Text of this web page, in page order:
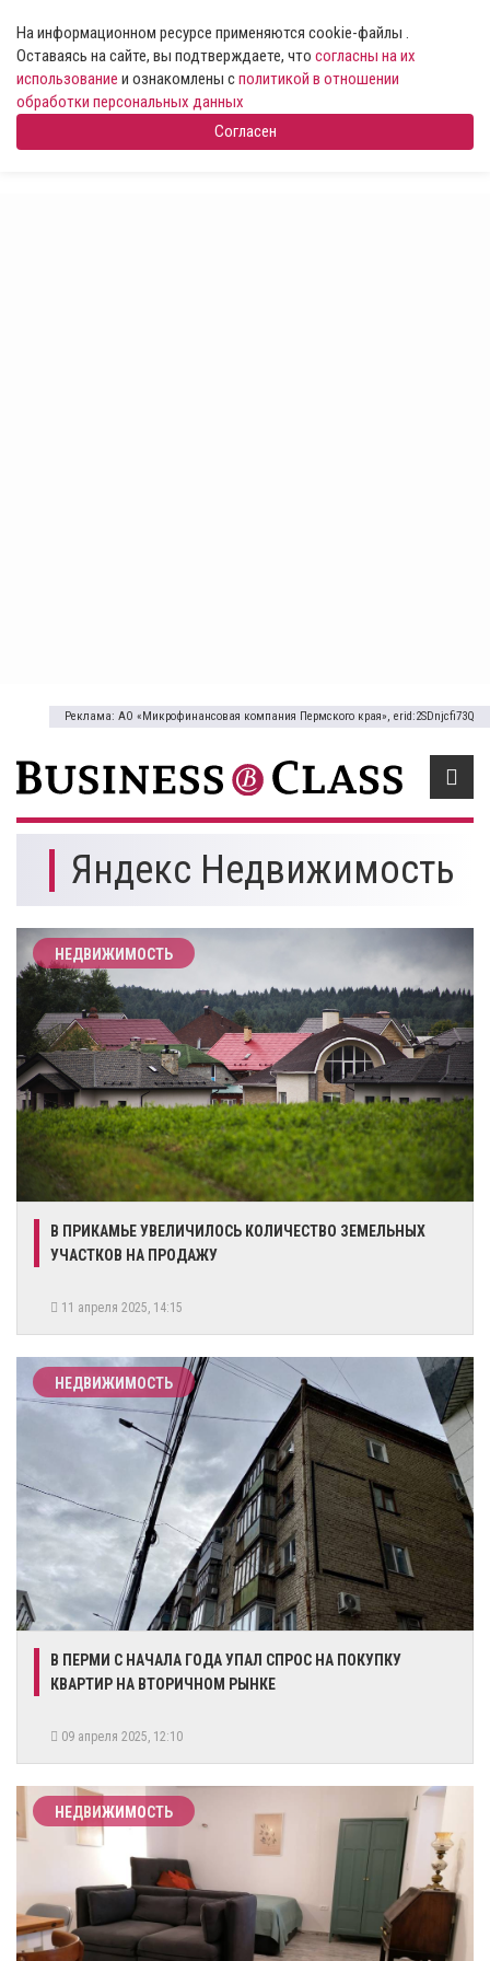
На информационном ресурсе применяются cookie-файлы .
Оставаясь на сайте, вы подтверждаете, что согласны на их
использование и ознакомлены сполитикой в отношении
обработки персональных данных
Согласен
Реклама: АО «Микрофинансовая компания Пермского края», erid:2SDnjcfi73Q
Яндекс Недвижимость
НЕДВИЖИМОСТЬ
В ПРИКАМЬЕ УВЕЛИЧИЛОСЬ КОЛИЧЕСТВО ЗЕМЕЛЬНЫХ
УЧАСТКОВ НА ПРОДАЖУ
11 апреля 2025, 14:15
НЕДВИЖИМОСТЬ
В ПЕРМИ С НАЧАЛА ГОДА УПАЛ СПРОС НА ПОКУПКУ
КВАРТИР НА ВТОРИЧНОМ РЫНКЕ
09 апреля 2025, 12:10
НЕДВИЖИМОСТЬ